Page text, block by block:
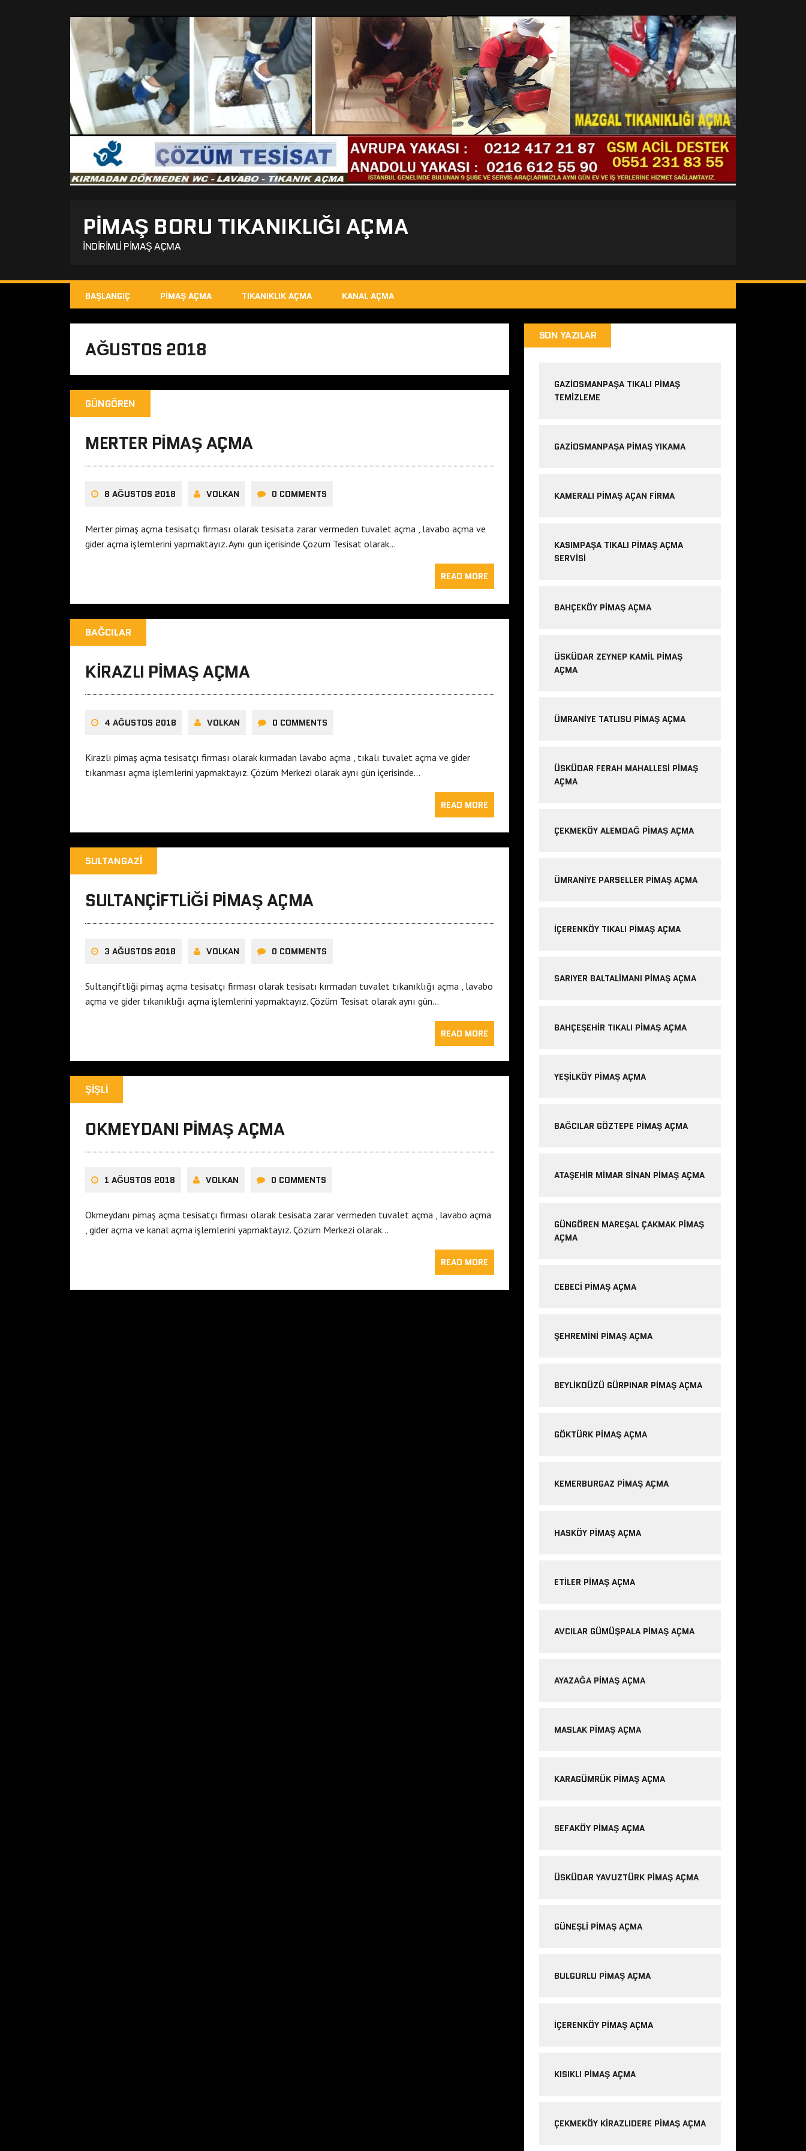
PIMAŞ BORU TIKANIKLIĞI AÇMA
İNDIRIMLI PIMAŞ AÇMA
BAŞLANGIÇ PIMAŞ AÇMA TIKANIKLIK AÇMA KANAL AÇMA
AĞUSTOS 2018
GÜNGÖREN
MERTER PIMAŞ AÇMA
8 AĞUSTOS 2018 VOLKAN 0 COMMENTS
Merter pimaş açma tesisatçı firması olarak tesisata zarar vermeden tuvalet açma , lavabo açma ve
gider açma işlemlerini yapmaktayız. Aynı gün içerisinde Çözüm Tesisat olarak…
READ MORE
BAĞCILAR
KIRAZLI PIMAŞ AÇMA
4 AĞUSTOS 2018 VOLKAN 0 COMMENTS
Kirazlı pimaş açma tesisatçı firması olarak kırmadan lavabo açma , tıkalı tuvalet açma ve gider
tıkanması açma işlemlerini yapmaktayız. Çözüm Merkezi olarak aynı gün içerisinde…
READ MORE
SULTANGAZI
SULTANÇIFTLIĞI PIMAŞ AÇMA
3 AĞUSTOS 2018 VOLKAN 0 COMMENTS
Sultançiftliği pimaş açma tesisatçı firması olarak tesisatı kırmadan tuvalet tıkanıklığı açma , lavabo
açma ve gider tıkanıklığı açma işlemlerini yapmaktayız. Çözüm Tesisat olarak aynı gün…
READ MORE
ŞIŞLI
OKMEYDANI PIMAŞ AÇMA
1 AĞUSTOS 2018 VOLKAN 0 COMMENTS
Okmeydanı pimaş açma tesisatçı firması olarak tesisata zarar vermeden tuvalet açma , lavabo açma
, gider açma ve kanal açma işlemlerini yapmaktayız. Çözüm Merkezi olarak…
READ MORE
SON YAZILAR
GAZIOSMANPAŞA TIKALI PIMAŞ
TEMIZLEME
GAZIOSMANPAŞA PIMAŞ YIKAMA
KAMERALI PIMAŞ AÇAN FIRMA
KASIMPAŞA TIKALI PIMAŞ AÇMA
SERVISI
BAHÇEKÖY PIMAŞ AÇMA
ÜSKÜDAR ZEYNEP KAMIL PIMAŞ
AÇMA
ÜMRANIYE TATLISU PIMAŞ AÇMA
ÜSKÜDAR FERAH MAHALLESI PIMAŞ
AÇMA
ÇEKMEKÖY ALEMDAĞ PIMAŞ AÇMA
ÜMRANIYE PARSELLER PIMAŞ AÇMA
IÇERENKÖY TIKALI PIMAŞ AÇMA
SARIYER BALTALIMANI PIMAŞ AÇMA
BAHÇEŞEHIR TIKALI PIMAŞ AÇMA
YEŞILKÖY PIMAŞ AÇMA
BAĞCILAR GÖZTEPE PIMAŞ AÇMA
ATAŞEHIR MIMAR SINAN PIMAŞ AÇMA
GÜNGÖREN MAREŞAL ÇAKMAK PIMAŞ
AÇMA
CEBECI PIMAŞ AÇMA
ŞEHREMINI PIMAŞ AÇMA
BEYLIKDÜZÜ GÜRPINAR PIMAŞ AÇMA
GÖKTÜRK PIMAŞ AÇMA
KEMERBURGAZ PIMAŞ AÇMA
HASKÖY PIMAŞ AÇMA
ETILER PIMAŞ AÇMA
AVCILAR GÜMÜŞPALA PIMAŞ AÇMA
AYAZAĞA PIMAŞ AÇMA
MASLAK PIMAŞ AÇMA
KARAGÜMRÜK PIMAŞ AÇMA
SEFAKÖY PIMAŞ AÇMA
ÜSKÜDAR YAVUZTÜRK PIMAŞ AÇMA
GÜNEŞLI PIMAŞ AÇMA
BULGURLU PIMAŞ AÇMA
IÇERENKÖY PIMAŞ AÇMA
KISIKLI PIMAŞ AÇMA
ÇEKMEKÖY KIRAZLIDERE PIMAŞ AÇMA